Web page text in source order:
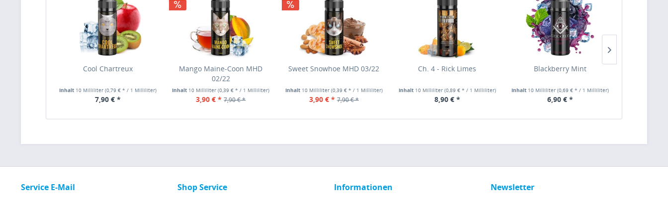
Cool Chartreux
Inhalt 10 Milliliter (0,79 € * / 1 Milliliter)
7,90 € *
Mango Maine-Coon MHD
02/22
Inhalt 10 Milliliter(0,39 € * / 1 Milliliter)
3,90 € * 7,90 € *
Sweet Snowhoe MHD 03/22
Inhalt 10 Milliliter (0,39 € * / 1 Milliliter)
3,90 € * 7,90 € *
Ch. 4 - Rick Limes
Inhalt 10 Milliliter (0,89 € * / 1 Milliliter)
8,90 € *
Blackberry Mint
Inhalt 10 Milliliter(0,69 € * / 1 Milliliter)
6,90 € *
Service E-Mail Shop Service Informationen Newsletter